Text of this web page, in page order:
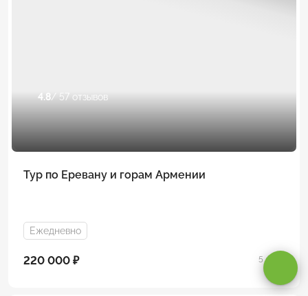
4.8/ 57 отзывов
Тур по Еревану и горам Армении
Ежедневно
220 000 ₽ 5 дней
персональных данных